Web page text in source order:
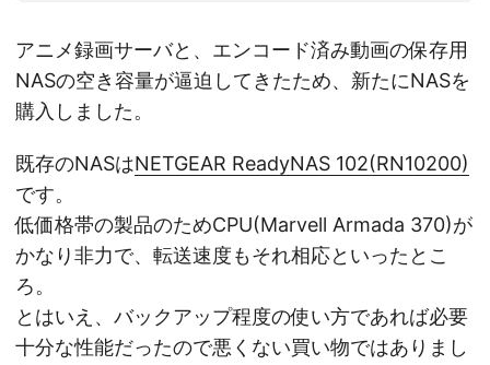
アニメ録画サーバと、エンコード済み動画の保存用
NASの空き容量が逼迫してきたため、新たにNASを
購入しました。
既存のNASはNETGEAR ReadyNAS 102(RN10200)
です。
低価格帯の製品のためCPU(Marvell Armada 370)が
かなり非力で、転送速度もそれ相応といったとこ
ろ。
とはいえ、バックアップ程度の使い方であれば必要
十分な性能だったので悪くない買い物ではありまし